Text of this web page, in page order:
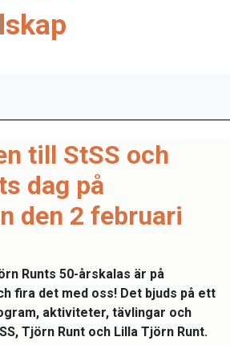
till StSS och
dag på
den 2 februari
Runts 50-årskalas är på
fira det med oss! Det bjuds på ett
aktiviteter, tävlingar och
Tjörn Runt och Lilla Tjörn Runt.